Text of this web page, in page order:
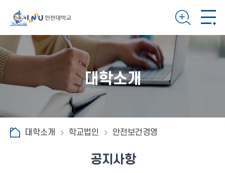
대학소개
대학소개 학교법인 안전보건경영
공지사항